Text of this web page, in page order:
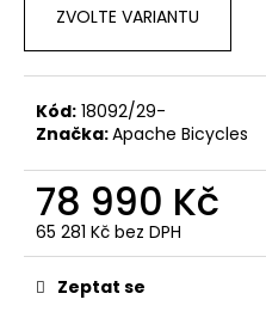
ZVOLTE VARIANTU
Kód: 18092/29-
Značka:Apache Bicycles
78 990 Kč
65 281 Kč bez DPH
Měrná
cena:Zeptat se
č
u
e
m
e
KOLO
ROCK
MACHINE